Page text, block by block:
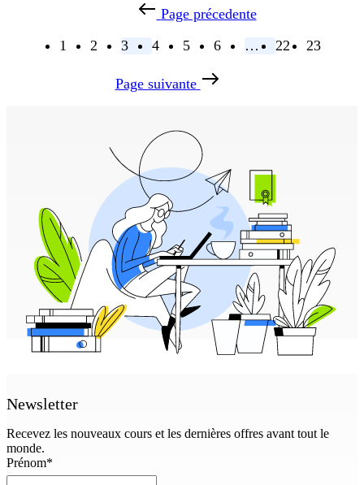
Page précedente
1
2 3 4 5 6 … 22 23
Page suivante
Newsletter
Recevez les nouveaux cours et les dernières offres avant tout le
monde.
Prénom*